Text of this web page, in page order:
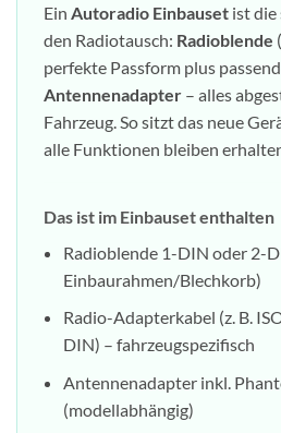
Ein Autoradio Einbauset ist die
den Radiotausch: Radioblende
perfekte Passform plus
Antennenadapter – alles
Fahrzeug. So sitzt das neue
alle Funktionen bleiben
Das ist im Einbauset enthalten
Radioblende 1-DIN oder 2-
Einbaurahmen/Blechkorb)
Radio-Adapterkabel (z. B.
DIN) – fahrzeugspezifisch
Antennenadapter inkl.
(modellabhängig)